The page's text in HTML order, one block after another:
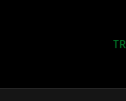
ΑΚΑΔΗΜΙΕΣ